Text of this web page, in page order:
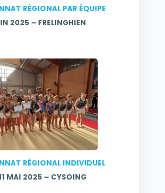
RÉGIONAL PAR ÉQUIPE
2025 – FRELINGHIEN
RÉGIONAL INDIVIDUEL
MAI 2025 – CYSOING